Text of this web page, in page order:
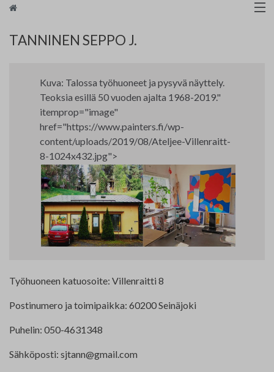
sisältöön
Taidemaalariliitto
Tarvikevälitys
Yhteystiedot
Jäsenluettelo
Jäsensivu
TANNINEN SEPPO J.
Kuva: Talossa työhuoneet ja pysyvä näyttely.
Teoksia esillä 50 vuoden ajalta 1968-2019."
itemprop="image"
href="https://www.painters.fi/wp-
content/uploads/2019/08/Ateljee-Villenraitt-
8-1024x432.jpg">
Työhuoneen katuosoite: Villenraitti 8
Postinumero ja toimipaikka: 60200 Seinäjoki
Puhelin: 050-4631348
Sähköposti: sjtann@gmail.com